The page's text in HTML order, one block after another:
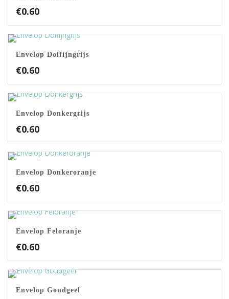
€0.60
Envelop Dolfijngrijs
€0.60
Envelop Donkergrijs
€0.60
Envelop Donkeroranje
€0.60
Envelop Feloranje
€0.60
Envelop Goudgeel